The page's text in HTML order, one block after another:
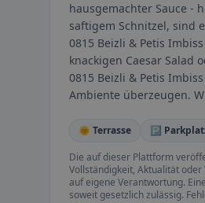
hausgemachter Sauce -
saftigem Schnitzel, sind
0815 Beizli & Petis
knackigen Caesar Salad
0815 Beizli & Petis
Ambiente überzeugen.
🌞 Terrasse 🅿️
Die auf dieser Plattform
Vollständigkeit, Aktualität
auf eigene Verantwortung.
soweit gesetzlich zulässig.